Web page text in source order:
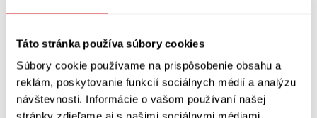
Táto stránka používa súbory cookies
Súbory cookie používame na prispôsobenie obsahu a
reklám, poskytovanie funkcií sociálnych médií a analýzu
návštevnosti. Informácie o vašom používaní našej